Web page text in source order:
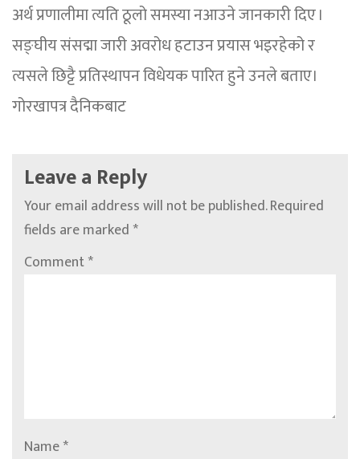
अर्थ प्रणालीमा त्यति ठूलो समस्या नआउने जानकारी दिए ।
सङ्घीय संसद्मा जारी अवरोध हटाउन प्रयास भइरहेको र
त्यसले छिट्टै प्रतिस्थापन विधेयक पारित हुने उनले बताए।
गोरखापत्र दैनिकबाट
Leave a Reply
Your email address will not be published.Required
fields are marked*
Comment*
Name*